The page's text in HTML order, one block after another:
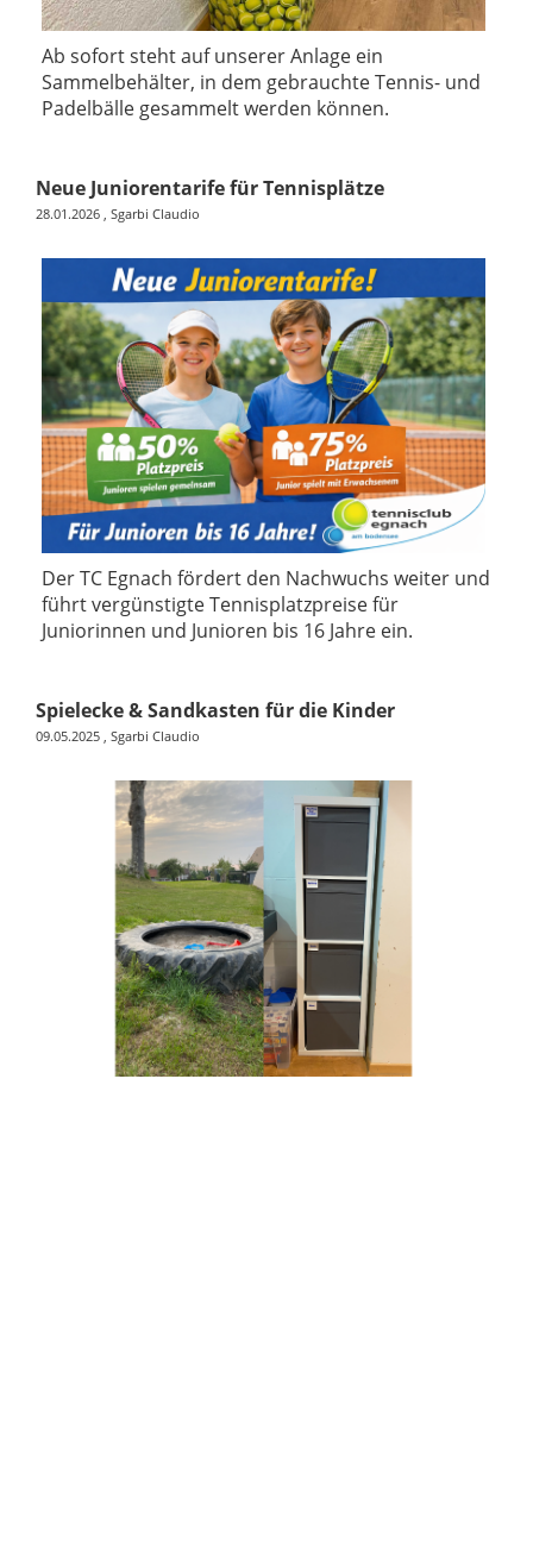
Ab sofort steht auf unserer Anlage ein
Sammelbehälter, in dem gebrauchte Tennis- und
Padelbälle gesammelt werden können.
Neue Juniorentarife für Tennisplätze
28.01.2026 , Sgarbi Claudio
Der TC Egnach fördert den Nachwuchs weiter und
führt vergünstigte Tennisplatzpreise für
Juniorinnen und Junioren bis 16 Jahre ein.
Spielecke & Sandkasten für die Kinder
09.05.2025 , Sgarbi Claudio